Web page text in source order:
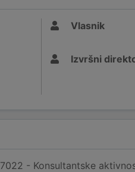
Vlasnik
Izvršni
7022 - Konsultantske